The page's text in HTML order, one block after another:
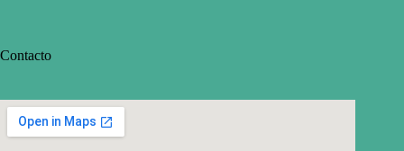
Contacto